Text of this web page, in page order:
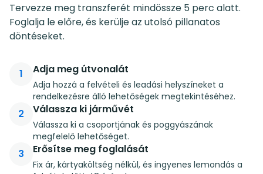
Tervezze meg transzferét mindössze 5 perc alatt.
Foglalja le előre, és kerülje az utolsó pillanatos
döntéseket.
1 Adja meg útvonalát
Adja hozzá a felvételi és leadási helyszíneket a
rendelkezésre álló lehetőségek megtekintéséhez.
2 Válassza ki járművét
Válassza ki a csoportjának és poggyászának
megfelelő lehetőséget.
3 Erősítse meg foglalását
Fix ár, kártyaköltség nélkül, és ingyenes lemondás a